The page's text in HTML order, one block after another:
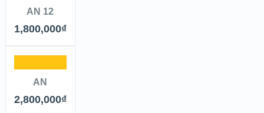
AN 12
1,800,000₫
AN
2,800,000₫